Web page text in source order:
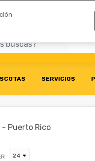
SERVICIOS
- Puerto Rico